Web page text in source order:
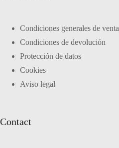
Condiciones generales de venta
Condiciones de devolución
Protección de datos
Cookies
Aviso legal
Contact